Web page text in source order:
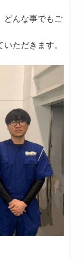
どんな事でもご
ただきます。